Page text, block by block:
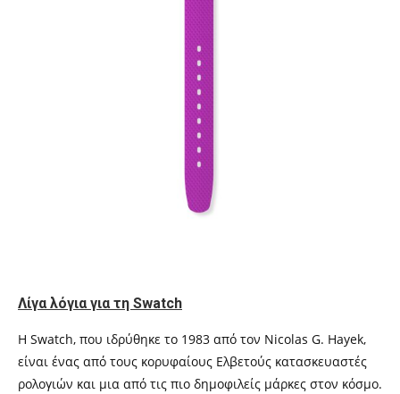
Λίγα λόγια για τη Swatch
Η Swatch, που ιδρύθηκε το 1983 από τον Nicolas G. Hayek,
είναι ένας από τους κορυφαίους Ελβετούς κατασκευαστές
ρολογιών και μια από τις πιο δημοφιλείς μάρκες στον κόσμο.